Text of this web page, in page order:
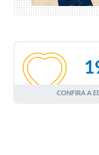
CONFIRA A